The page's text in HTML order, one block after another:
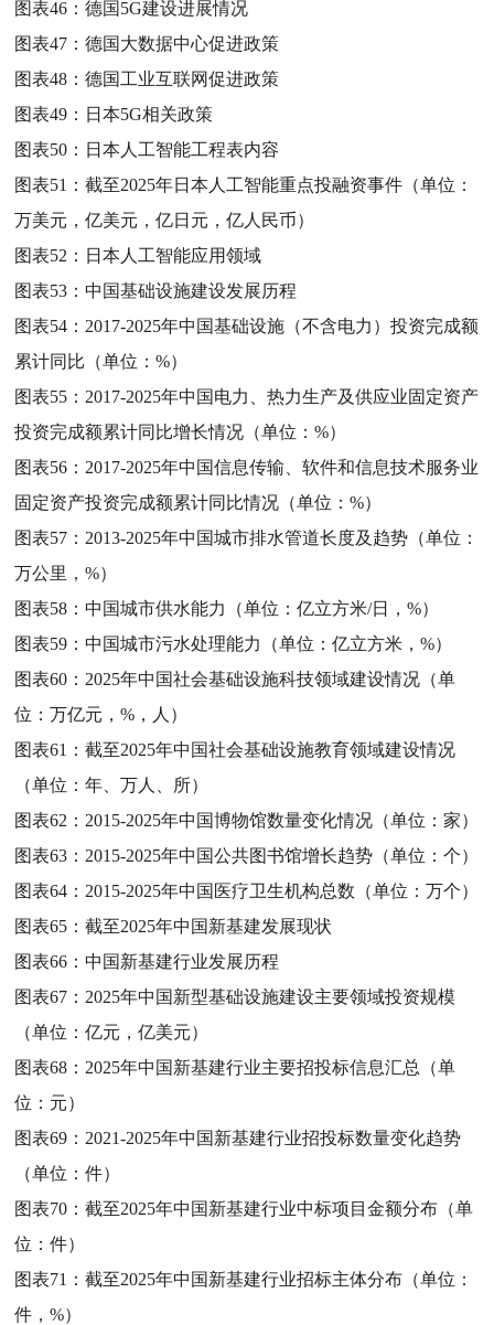
图表46：德国5G建设进展情况
图表47：德国大数据中心促进政策
图表48：德国工业互联网促进政策
图表49： 日本5G相关政策
图表50： 日本人工智能工程表内容
图表51：截至2025年日本人工智能重点投融资事件（单位：
万美元，亿美元，亿日元，亿人民币）
图表52： 日本人工智能应用领域
图表53：中国基础设施建设发展历程
图表54： 2017-2025年中国基础设施（不含电力）投资完成额
累计同比（单位：%）
图表55： 2017-2025年中国电力、热力生产及供应业固定资产
投资完成额累计同比增长情况（单位：%）
图表56： 2017-2025年中国信息传输、软件和信息技术服务业
固定资产投资完成额累计同比情况（单位：%）
图表57： 2013-2025年中国城市排水管道长度及趋势（单位：
万公里，%）
图表58：中国城市供水能力（单位：亿立方米/日，%）
图表59：中国城市污水处理能力（单位：亿立方米，%）
图表60： 2025年中国社会基础设施科技领域建设情况（单
位：万亿元，%，人）
图表61：截至2025年中国社会基础设施教育领域建设情况
（单位：年、万人、所）
图表62： 2015-2025年中国博物馆数量变化情况（单位：家）
图表63： 2015-2025年中国公共图书馆增长趋势（单位：个）
图表64： 2015-2025年中国医疗卫生机构总数（单位：万个）
图表65：截至2025年中国新基建发展现状
图表66：中国新基建行业发展历程
图表67： 2025年中国新型基础设施建设主要领域投资规模
（单位：亿元，亿美元）
图表68： 2025年中国新基建行业主要招投标信息汇总（单
位：元）
图表69： 2021-2025年中国新基建行业招投标数量变化趋势
（单位：件）
图表70：截至2025年中国新基建行业中标项目金额分布（单
位：件）
图表71：截至2025年中国新基建行业招标主体分布（单位：
件，%）